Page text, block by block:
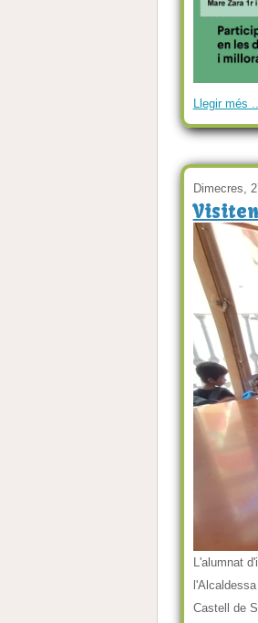
Llegir més
Dimecres,
L'alumnat
Castell de